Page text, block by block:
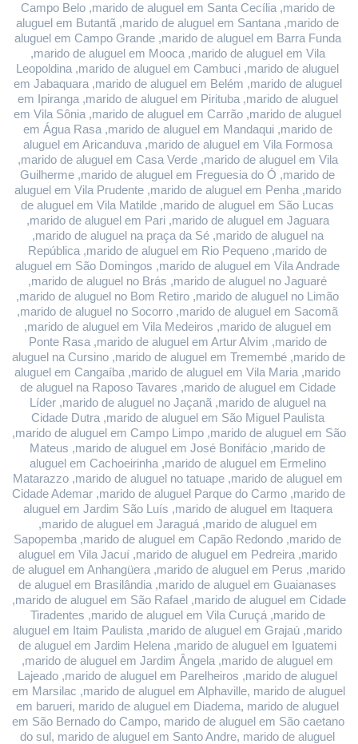
Campo Belo ,marido de aluguel em Santa Cecília ,marido de
aluguel em Butantã ,marido de aluguel em Santana ,marido de
aluguel em Campo Grande ,marido de aluguel em Barra Funda
,marido de aluguel em Mooca ,marido de aluguel em Vila
Leopoldina ,marido de aluguel em Cambuci ,marido de aluguel
em Jabaquara ,marido de aluguel em Belém ,marido de aluguel
em Ipiranga ,marido de aluguel em Pirituba ,marido de aluguel
em Vila Sônia ,marido de aluguel em Carrão ,marido de aluguel
em Água Rasa ,marido de aluguel em Mandaqui ,marido de
aluguel em Aricanduva ,marido de aluguel em Vila Formosa
,marido de aluguel em Casa Verde ,marido de aluguel em Vila
Guilherme ,marido de aluguel em Freguesia do Ó ,marido de
aluguel em Vila Prudente ,marido de aluguel em Penha ,marido
de aluguel em Vila Matilde ,marido de aluguel em São Lucas
,marido de aluguel em Pari ,marido de aluguel em Jaguara
,marido de aluguel na praça da Sé ,marido de aluguel na
República ,marido de aluguel em Rio Pequeno ,marido de
aluguel em São Domingos ,marido de aluguel em Vila Andrade
,marido de aluguel no Brás ,marido de aluguel no Jaguaré
,marido de aluguel no Bom Retiro ,marido de aluguel no Limão
,marido de aluguel no Socorro ,marido de aluguel em Sacomã
,marido de aluguel em Vila Medeiros ,marido de aluguel em
Ponte Rasa ,marido de aluguel em Artur Alvim ,marido de
aluguel na Cursino ,marido de aluguel em Tremembé ,marido de
aluguel em Cangaíba ,marido de aluguel em Vila Maria ,marido
de aluguel na Raposo Tavares ,marido de aluguel em Cidade
Líder ,marido de aluguel no Jaçanã ,marido de aluguel na
Cidade Dutra ,marido de aluguel em São Miguel Paulista
,marido de aluguel em Campo Limpo ,marido de aluguel em São
Mateus ,marido de aluguel em José Bonifácio ,marido de
aluguel em Cachoeirinha ,marido de aluguel em Ermelino
Matarazzo ,marido de aluguel no tatuape ,marido de aluguel em
Cidade Ademar ,marido de aluguel Parque do Carmo ,marido de
aluguel em Jardim São Luís ,marido de aluguel em Itaquera
,marido de aluguel em Jaraguá ,marido de aluguel em
Sapopemba ,marido de aluguel em Capão Redondo ,marido de
aluguel em Vila Jacuí ,marido de aluguel em Pedreira ,marido
de aluguel em Anhangüera ,marido de aluguel em Perus ,marido
de aluguel em Brasilândia ,marido de aluguel em Guaianases
,marido de aluguel em São Rafael ,marido de aluguel em Cidade
Tiradentes ,marido de aluguel em Vila Curuçá ,marido de
aluguel em Itaim Paulista ,marido de aluguel em Grajaú ,marido
de aluguel em Jardim Helena ,marido de aluguel em Iguatemi
,marido de aluguel em Jardim Ângela ,marido de aluguel em
Lajeado ,marido de aluguel em Parelheiros ,marido de aluguel
em Marsilac ,marido de aluguel em Alphaville, marido de aluguel
em barueri, marido de aluguel em Diadema, marido de aluguel
em São Bernado do Campo, marido de aluguel em São caetano
do sul, marido de aluguel em Santo Andre, marido de aluguel